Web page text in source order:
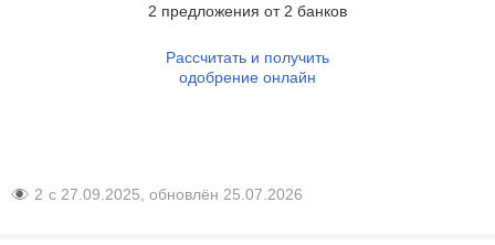
2 предложения от 2 банков
Рассчитать и получить
одобрение онлайн
2 с 27.09.2025, обновлён 25.07.2026